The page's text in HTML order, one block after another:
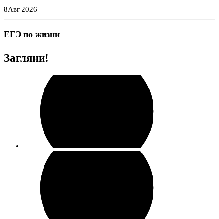
Перейти
к
содержимому
8Авг 2026
ЕГЭ по жизни
Загляни!